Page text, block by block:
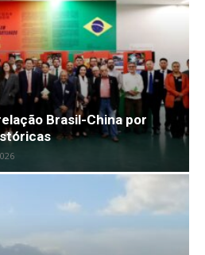
Brasil-China por